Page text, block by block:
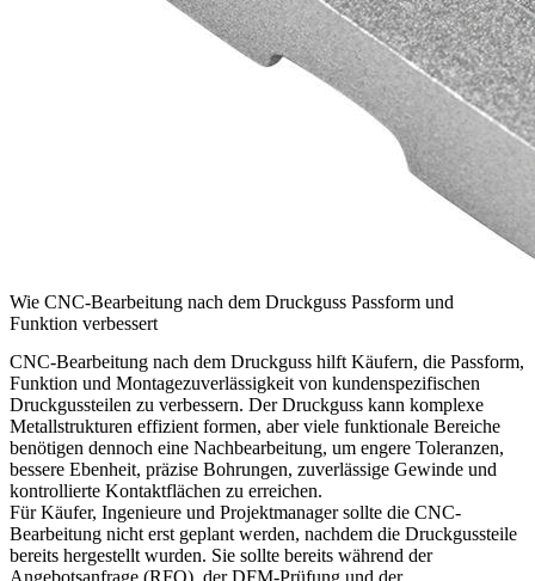
Wie CNC-Bearbeitung nach dem Druckguss Passform und
Funktion verbessert
CNC-Bearbeitung nach dem Druckguss hilft Käufern, die Passform,
Funktion und Montagezuverlässigkeit von kundenspezifischen
Druckgussteilen zu verbessern. Der Druckguss kann komplexe
Metallstrukturen effizient formen, aber viele funktionale Bereiche
benötigen dennoch eine Nachbearbeitung, um engere Toleranzen,
bessere Ebenheit, präzise Bohrungen, zuverlässige Gewinde und
kontrollierte Kontaktflächen zu erreichen.
Für Käufer, Ingenieure und Projektmanager sollte die CNC-
Bearbeitung nicht erst geplant werden, nachdem die Druckgussteile
bereits hergestellt wurden. Sie sollte bereits während der
Angebotsanfrage (RFQ), der DFM-Prüfung und der